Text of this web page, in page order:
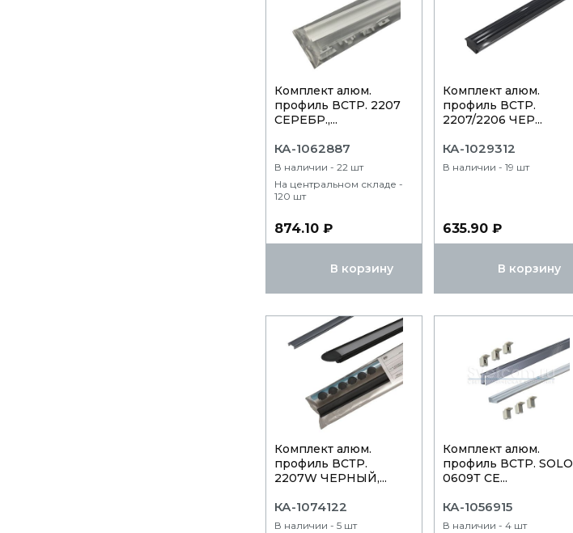
Комплект алюм.
профиль ВСТР. 2207
СЕРЕБР.,...
КА-1062887
В наличии - 22 шт
На центральном складе -
120 шт
874.10 ₽
В корзину
Комплект алюм.
профиль ВСТР.
2207/2206 ЧЕР...
КА-1029312
В наличии - 19 шт
635.90 ₽
В корзину
Комплект алюм.
профиль ВСТР.
2207W ЧЕРНЫЙ,...
КА-1074122
В наличии - 5 шт
Комплект алюм.
профиль ВСТР. SOLO
0609Т СЕ...
КА-1056915
В наличии - 4 шт